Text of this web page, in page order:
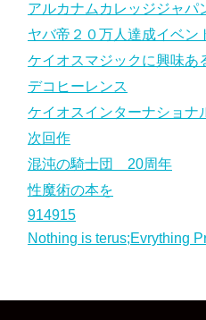
アルカナムカレッジジャパ
ヤバ帝２０万人達成イベン
ケイオスマジックに興味あ
デコヒーレンス
ケイオスインターナショナ
次回作
混沌の騎士団 20周年
性魔術の本を
914915
Nothing is terus;Evrything